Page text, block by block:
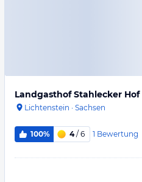
Landgasthof Stahlecker Hof
Lichtenstein · Sachsen
100% 4/ 6 1 Bewertung